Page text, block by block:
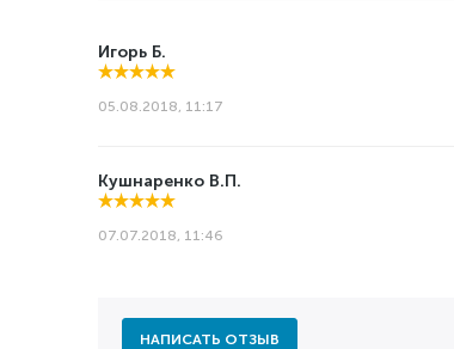
Игорь Б.
05.08.2018, 11:17
Кушнаренко В.П.
07.07.2018, 11:46
НАПИСАТЬ ОТЗЫВ